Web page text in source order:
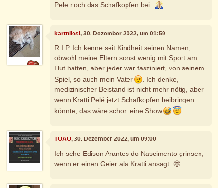
Pele noch das Schafkopfen bei.
kartnliesl, 30. Dezember 2022, um 01:59
R.I.P. Ich kenne seit Kindheit seinen Namen,
obwohl meine Eltern sonst wenig mit Sport am
Hut hatten, aber jeder war fasziniert, von seinem
Spiel, so auch mein Vater
. Ich denke,
medizinischer Beistand ist nicht mehr nötig, aber
wenn Kratti Pelé jetzt Schafkopfen beibringen
könnte, das wäre schon eine Show
TOAO, 30. Dezember 2022, um 09:00
Ich sehe Edison Arantes do Nascimento grinsen,
wenn er einen Geier ala Kratti ansagt. 🤩